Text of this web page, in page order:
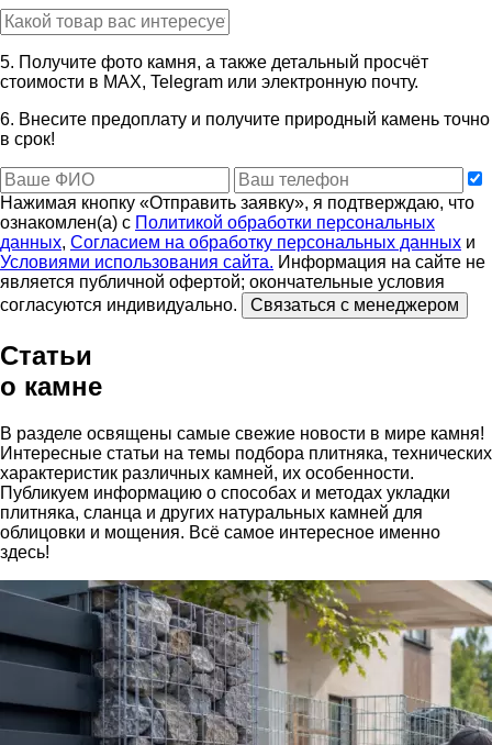
5. Получите фото камня, а также детальный просчёт
стоимости в MAX, Telegram или электронную почту.
6. Внесите предоплату и получите природный камень точно
в срок!
Нажимая кнопку «Отправить заявку», я подтверждаю, что
ознакомлен(а) с Политикой обработки персональных
данных, Согласием на обработку персональных данных и
Условиями использования сайта. Информация на сайте не
является публичной офертой; окончательные условия
согласуются индивидуально.
Связаться с менеджером
Статьи
о камне
В разделе освящены самые свежие новости в мире камня!
Интересные статьи на темы подбора плитняка, технических
характеристик различных камней, их особенности.
Публикуем информацию о способах и методах укладки
плитняка, сланца и других натуральных камней для
облицовки и мощения. Всё самое интересное именно
здесь!